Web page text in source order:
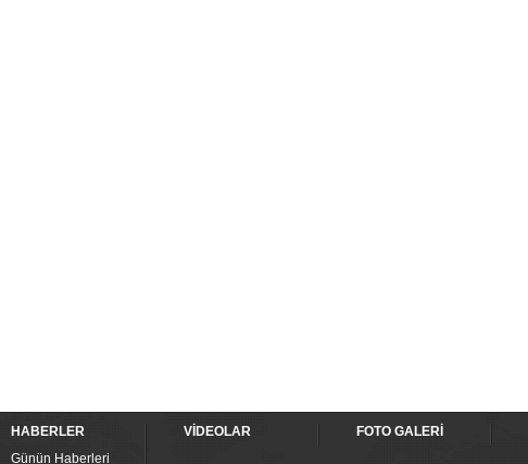
HABERLER
Günün Haberleri
VİDEOLAR FOTO GALERİ